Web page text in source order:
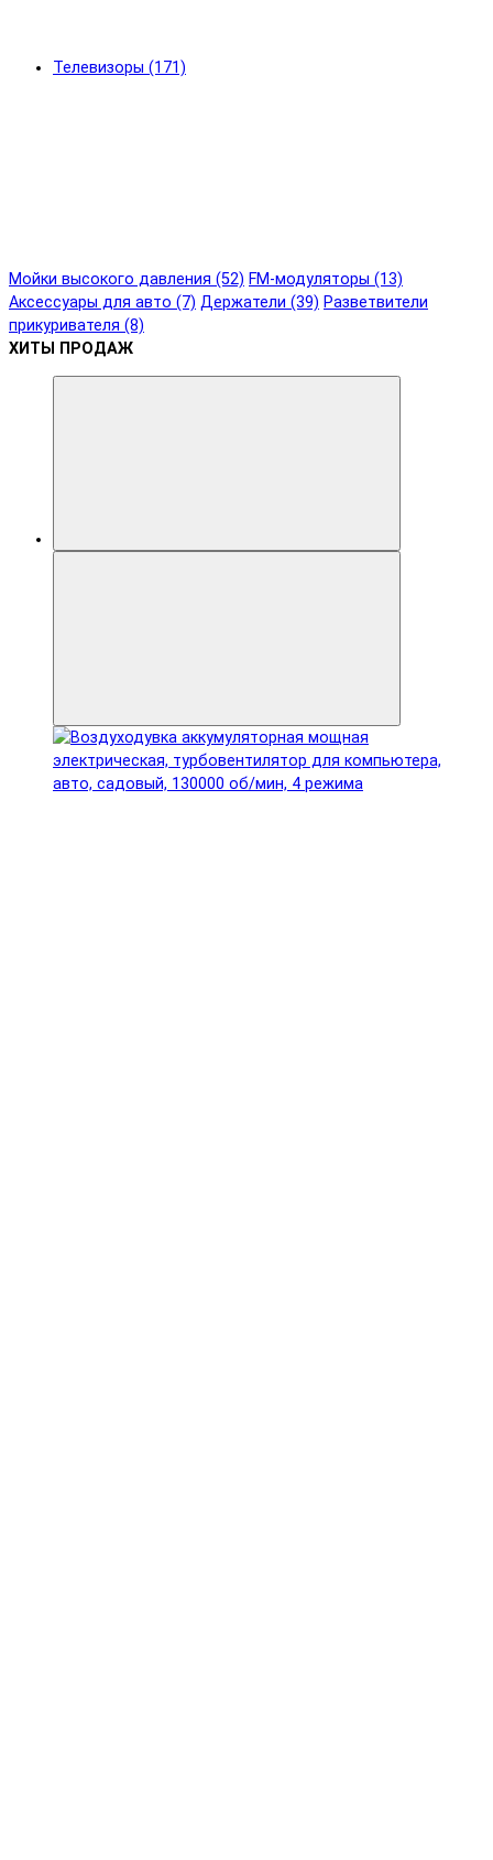
Телевизоры (171)
Мойки высокого давления (52) FM-модуляторы (13)
Аксессуары для авто (7) Держатели (39) Разветвители
прикуривателя (8)
ХИТЫ ПРОДАЖ